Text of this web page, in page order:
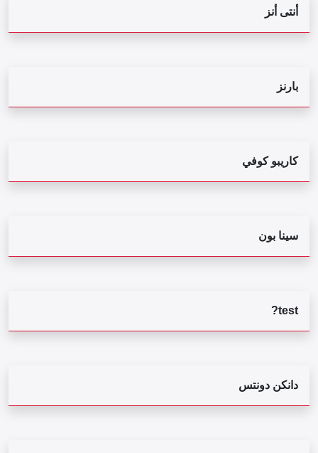
أنتى أنز
بارنز
كاريبو كوفي
سينا بون
test?
دانكن دونتس